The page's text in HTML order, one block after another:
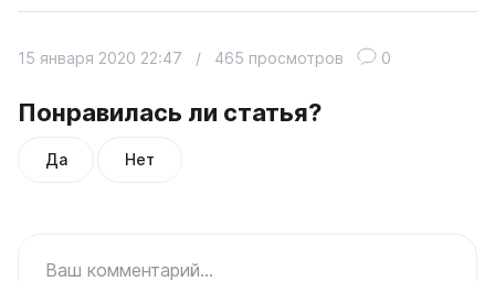
Понравилась ли статья?
Да Нет
15 января 2020 22:47 / 465 просмотров 0
Ваш комментарий...